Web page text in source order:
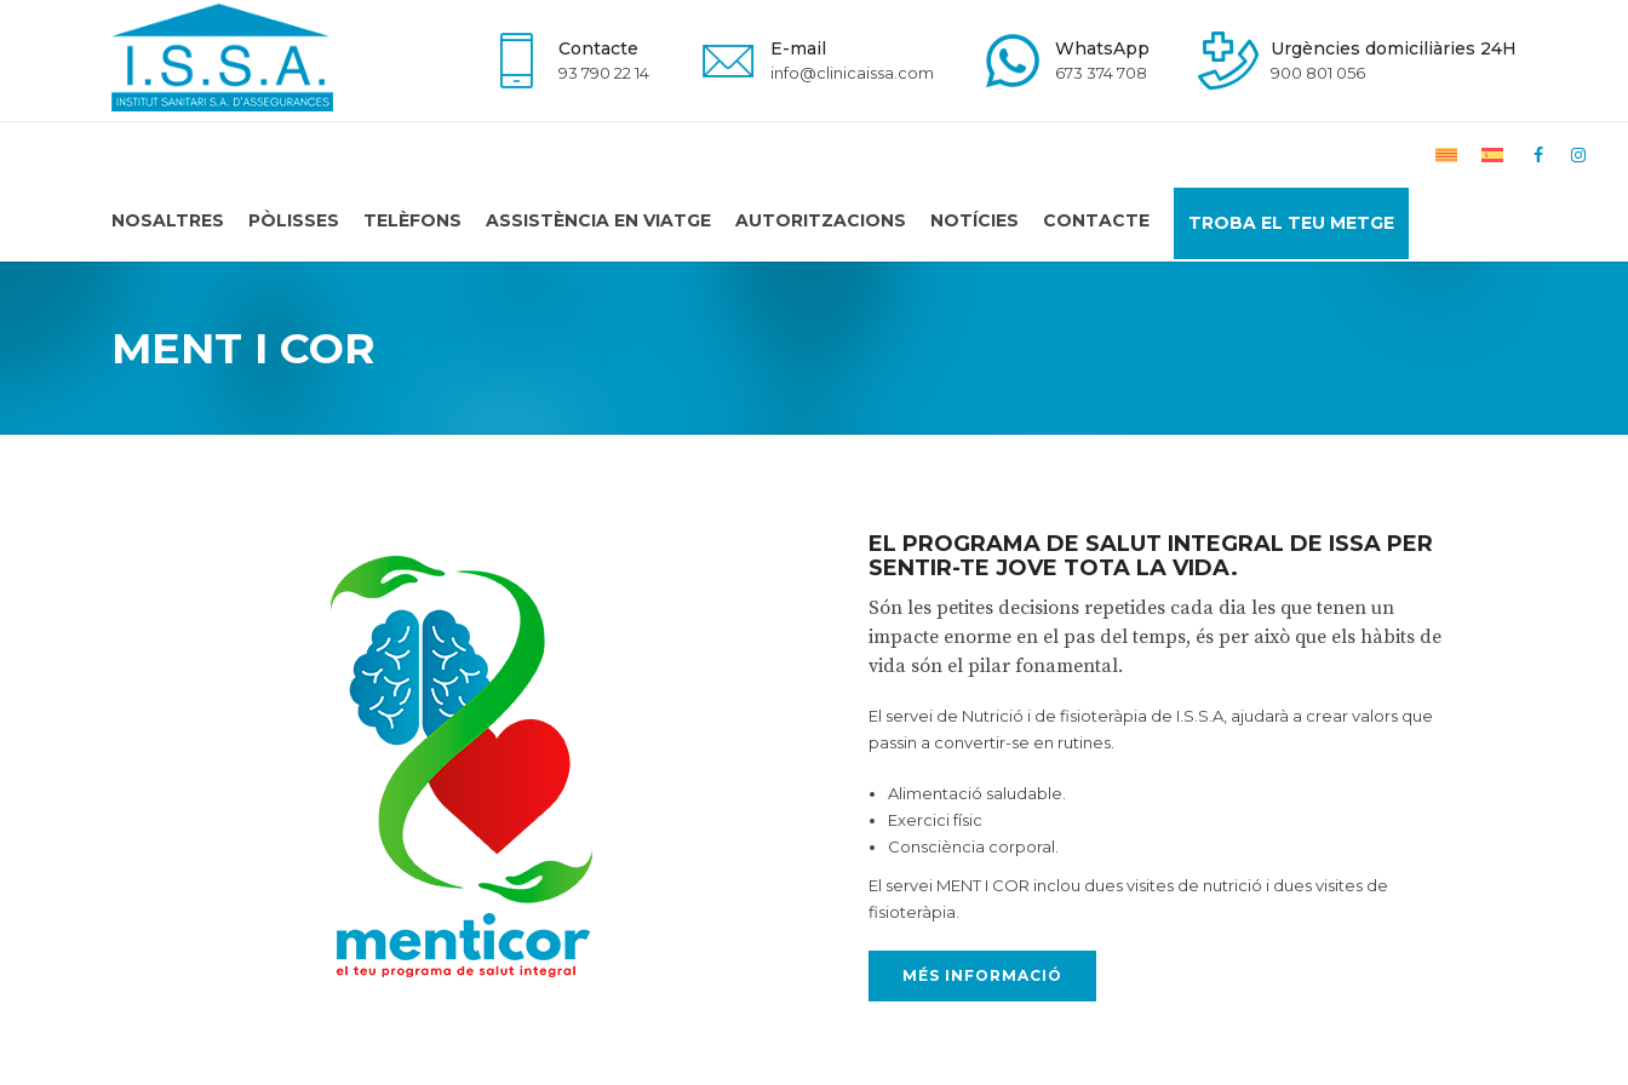
Contacte
93 790 22 14
E-mail
info@clinicaissa.com
WhatsApp
673 374 708
Urgències domiciliàries 24H
900 801 056
NOSALTRES PÒLISSES TELÈFONS ASSISTÈNCIA EN VIATGE AUTORITZACIONS NOTÍCIES CONTACTE TROBA EL TEU METGE
MENT I COR
EL PROGRAMA DE SALUT INTEGRAL DE ISSA PER
SENTIR-TE JOVE TOTA LA VIDA.
Són les petites decisions repetides cada dia les que tenen un
impacte enorme en el pas del temps, és per això que els hàbits de
vida són el pilar fonamental.
El servei de Nutrició i de fisioteràpia de I.S.S.A, ajudarà a crear valors que
passin a convertir-se en rutines.
Alimentació saludable.
Exercici físic
Consciència corporal.
El servei MENT I COR inclou dues visites de nutrició i dues visites de
fisioteràpia.
MÉS INFORMACIÓ